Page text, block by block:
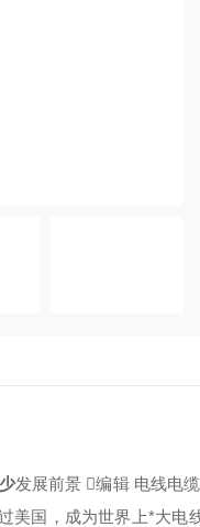
发展前景 编辑 电线电
美国，成为世界上*大